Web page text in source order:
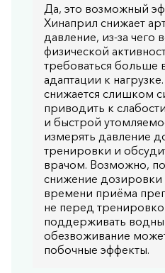
Да, это возможный
Хинаприл снижает
давление, из-за чего
физической
требоваться больше
адаптации к
снижается слишком
приводить к
и быстрой
измерять давление
тренировки и
врачом. Возможно,
снижение
времени приёма
не перед
поддерживать
обезвоживание
побочные эффекты.